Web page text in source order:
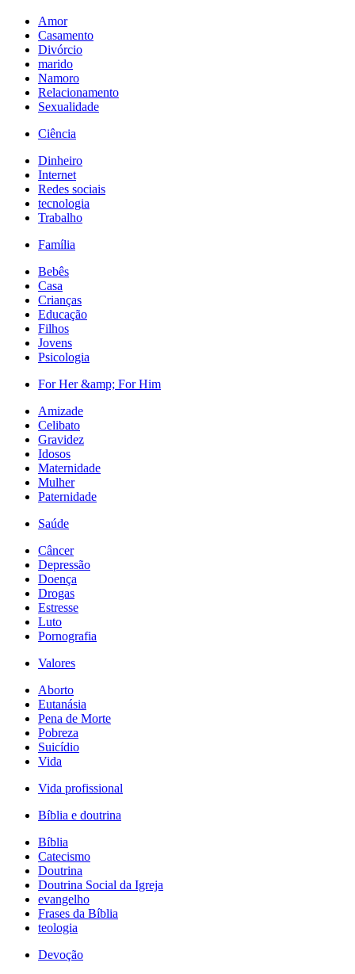
Amor
Casamento
Divórcio
marido
Namoro
Relacionamento
Sexualidade
Ciência
Dinheiro
Internet
Redes sociais
tecnologia
Trabalho
Família
Bebês
Casa
Crianças
Educação
Filhos
Jovens
Psicologia
For Her &amp; For Him
Amizade
Celibato
Gravidez
Idosos
Maternidade
Mulher
Paternidade
Saúde
Câncer
Depressão
Doença
Drogas
Estresse
Luto
Pornografia
Valores
Aborto
Eutanásia
Pena de Morte
Pobreza
Suicídio
Vida
Vida profissional
Bíblia e doutrina
Bíblia
Catecismo
Doutrina
Doutrina Social da Igreja
evangelho
Frases da Bíblia
teologia
Devoção